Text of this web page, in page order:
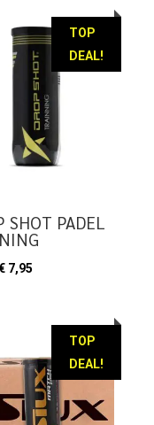
TOP
DEAL!
SHOT PADEL
7,95
TOP
DEAL!